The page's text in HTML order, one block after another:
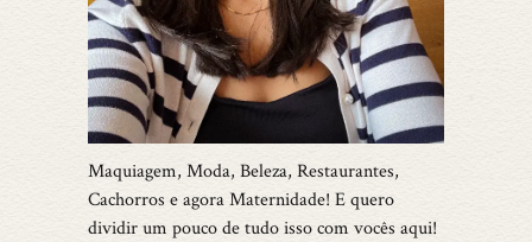
Maquiagem, Moda, Beleza, Restaurantes,
Cachorros e agora Maternidade! E quero
dividir um pouco de tudo isso com vocês aqui!